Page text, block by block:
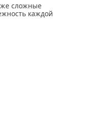
сложные
каждой